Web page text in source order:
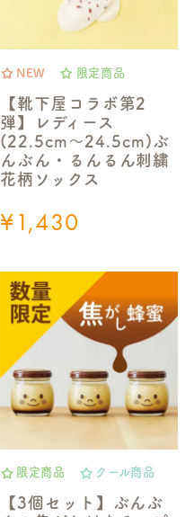
NEW 限定商品
【靴下屋コラボ第2
弾】レディース
(22.5cm～24.5cm)ぶ
んぶん・るんるん刺繍
花柄ソックス
¥1,430
限定商品 クール商品
【3個セット】ぶんぶ